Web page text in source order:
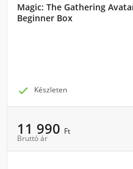
Magic: The Gathering
Beginner Box
 Készleten
11 990 Ft
Bruttó ár